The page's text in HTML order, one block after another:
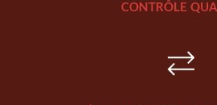
CONTRÔLE